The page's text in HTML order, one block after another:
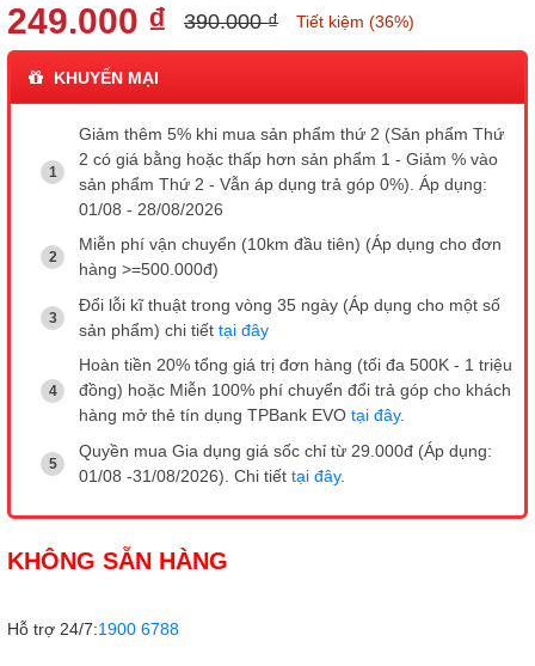
249.000 ₫ 390.000 ₫ Tiết kiệm (36%)
KHUYẾN MẠI
Giảm thêm 5% khi mua sản phẩm thứ 2 (Sản phẩm Thứ
2 có giá bằng hoặc thấp hơn sản phẩm 1 - Giảm % vào
sản phẩm Thứ 2 - Vẫn áp dụng trả góp 0%). Áp dụng:
01/08 - 28/08/2026
Miễn phí vận chuyển (10km đầu tiên) (Áp dụng cho đơn
hàng >=500.000đ)
Đổi lỗi kĩ thuật trong vòng 35 ngày (Áp dụng cho một số
sản phẩm) chi tiết tại đây
Hoàn tiền 20% tổng giá trị đơn hàng (tối đa 500K - 1 triệu
đồng) hoặc Miễn 100% phí chuyển đổi trả góp cho khách
hàng mở thẻ tín dụng TPBank EVO tại đây.
Quyền mua Gia dụng giá sốc chỉ từ 29.000đ (Áp dụng:
01/08 -31/08/2026). Chi tiết tại đây.
KHÔNG SẴN HÀNG
Hỗ trợ 24/7:1900 6788